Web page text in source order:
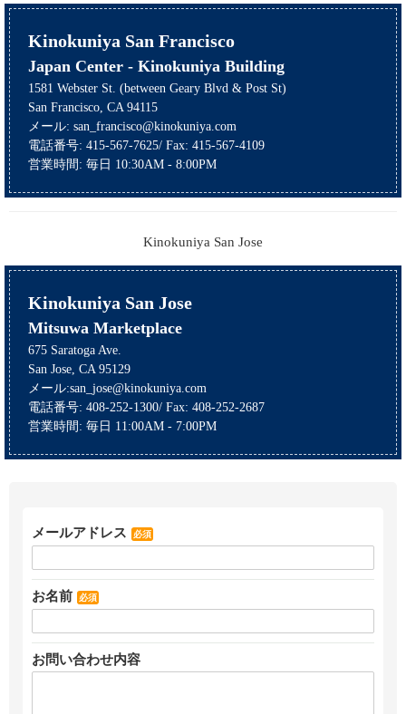
Kinokuniya San Francisco
Japan Center - Kinokuniya Building
1581 Webster St. (between Geary Blvd & Post St)
San Francisco, CA 94115
メール: san_francisco@kinokuniya.com
電話番号: 415-567-7625/ Fax: 415-567-4109
営業時間: 毎日 10:30AM - 8:00PM
Kinokuniya San Jose
Mitsuwa Marketplace
675 Saratoga Ave.
San Jose, CA 95129
メール:san_jose@kinokuniya.com
電話番号: 408-252-1300/ Fax: 408-252-2687
営業時間: 毎日 11:00AM - 7:00PM
メールアドレス 必須
お名前 必須
お問い合わせ内容